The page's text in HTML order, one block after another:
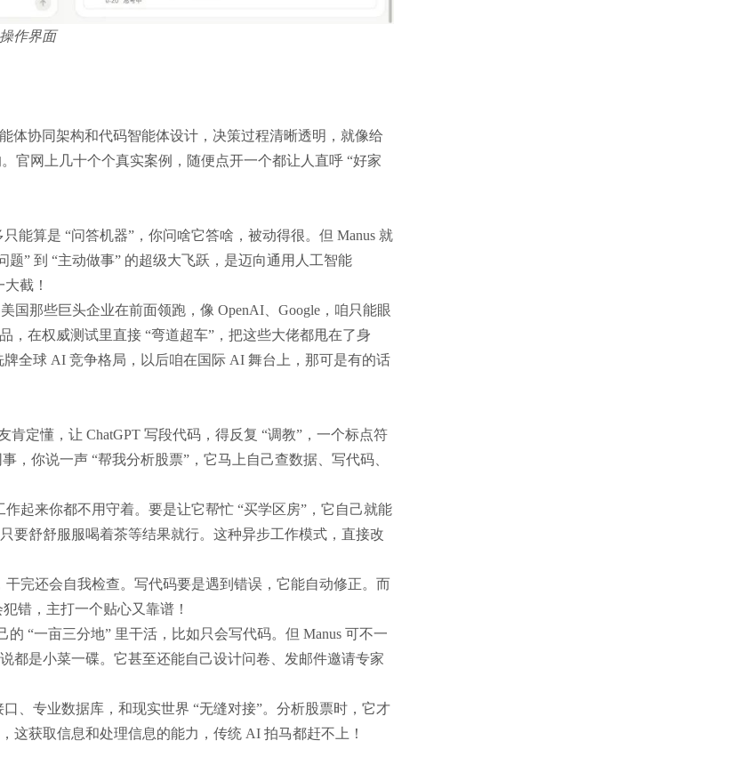
作界面
体协同架构和代码智能体设计，决策过程清晰透明，就像给
官网上几十个个真实案例，随便点开一个都让人直呼 “好家
能算是 “问答机器”，你问啥它答啥，被动得很。但 Manus 就
” 到 “主动做事” 的超级大飞跃，是迈向通用人工智能
截！
国那些巨头企业在前面领跑，像 OpenAI、Google，咱只能眼
，在权威测试里直接 “弯道超车”，把这些大佬都甩在了身
全球 AI 竞争格局，以后咱在国际 AI 舞台上，那可是有的话
肯定懂，让 ChatGPT 写段代码，得反复 “调教”，一个标点符
，你说一声 “帮我分析股票”，它马上自己查数据、写代码、
起来你都不用守着。要是让它帮忙 “买学区房”，它自己就能
要舒舒服服喝着茶等结果就行。这种异步工作模式，直接改
完还会自我检查。写代码要是遇到错误，它能自动修正。而
错，主打一个贴心又靠谱！
“一亩三分地” 里干活，比如只会写代码。但 Manus 可不一
都是小菜一碟。它甚至还能自己设计问卷、发邮件邀请专家
、专业数据库，和现实世界 “无缝对接”。分析股票时，它才
这获取信息和处理信息的能力，传统 AI 拍马都赶不上！